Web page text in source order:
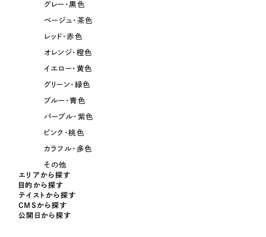
グレー・黒色
ベージュ・茶色
レッド・赤色
オレンジ・橙色
イエロー・黄色
グリーン・緑色
ブルー・青色
パープル・紫色
ピンク・桃色
カラフル・多色
その他
エリアから探す
目的から探す
テイストから探す
CMSから探す
公開日から探す